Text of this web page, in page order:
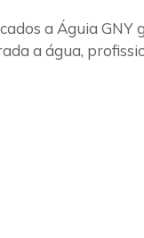
a Águia GNY
a água,